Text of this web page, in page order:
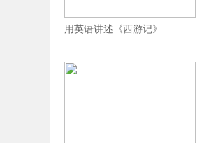
用英语讲述《西游记》